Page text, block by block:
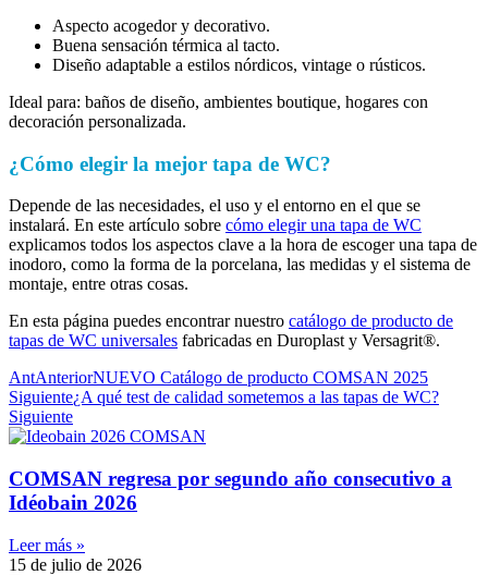
Aspecto acogedor y decorativo.
Buena sensación térmica al tacto.
Diseño adaptable a estilos nórdicos, vintage o rústicos.
Ideal para: baños de diseño, ambientes boutique, hogares con
decoración personalizada.
¿Cómo elegir la mejor tapa de WC?
Depende de las necesidades, el uso y el entorno en el que se
instalará. En este artículo sobre cómo elegir una tapa de WC
explicamos todos los aspectos clave a la hora de escoger una tapa de
inodoro, como la forma de la porcelana, las medidas y el sistema de
montaje, entre otras cosas.
En esta página puedes encontrar nuestro catálogo de producto de
tapas de WC universales fabricadas en Duroplast y Versagrit®.
AntAnteriorNUEVO Catálogo de producto COMSAN 2025
Siguiente¿A qué test de calidad sometemos a las tapas de WC?
Siguiente
COMSAN regresa por segundo año consecutivo a
Idéobain 2026
Leer más »
15 de julio de 2026